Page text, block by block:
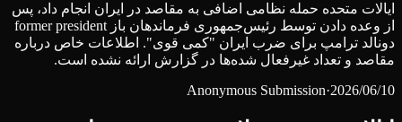
ایالات متحده حمله نظامی اضافی به مقاصد در ایران انجام داد، پس
از وعده دادن توسط رئیس‌جمهوری فرماندهان باز former president
دونالد ترامپ برای ضرب ایران "کمی قوی". اطلاعات خاص درباره
مقاصد و تعداد غیرفعال شده‌ها در گزارش ارائه نشده است.
Anonymous Submission·2026/06/10